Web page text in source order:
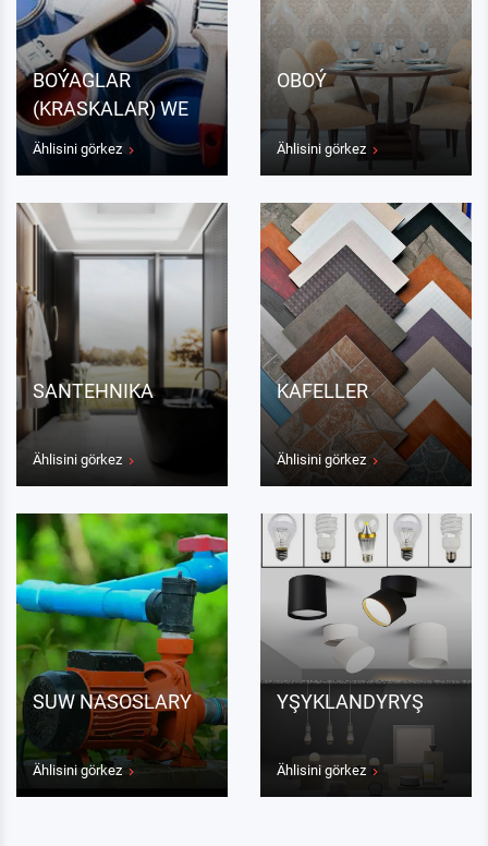
BOÝAGLAR
(KRASKALAR) WE
LAKLAR
Ählisini görkez
OBOÝ
Ählisini görkez
SANTEHNIKA
Ählisini görkez
KAFELLER
Ählisini görkez
SUW NASOSLARY
Ählisini görkez
YŞYKLANDYRYŞ
Ählisini görkez